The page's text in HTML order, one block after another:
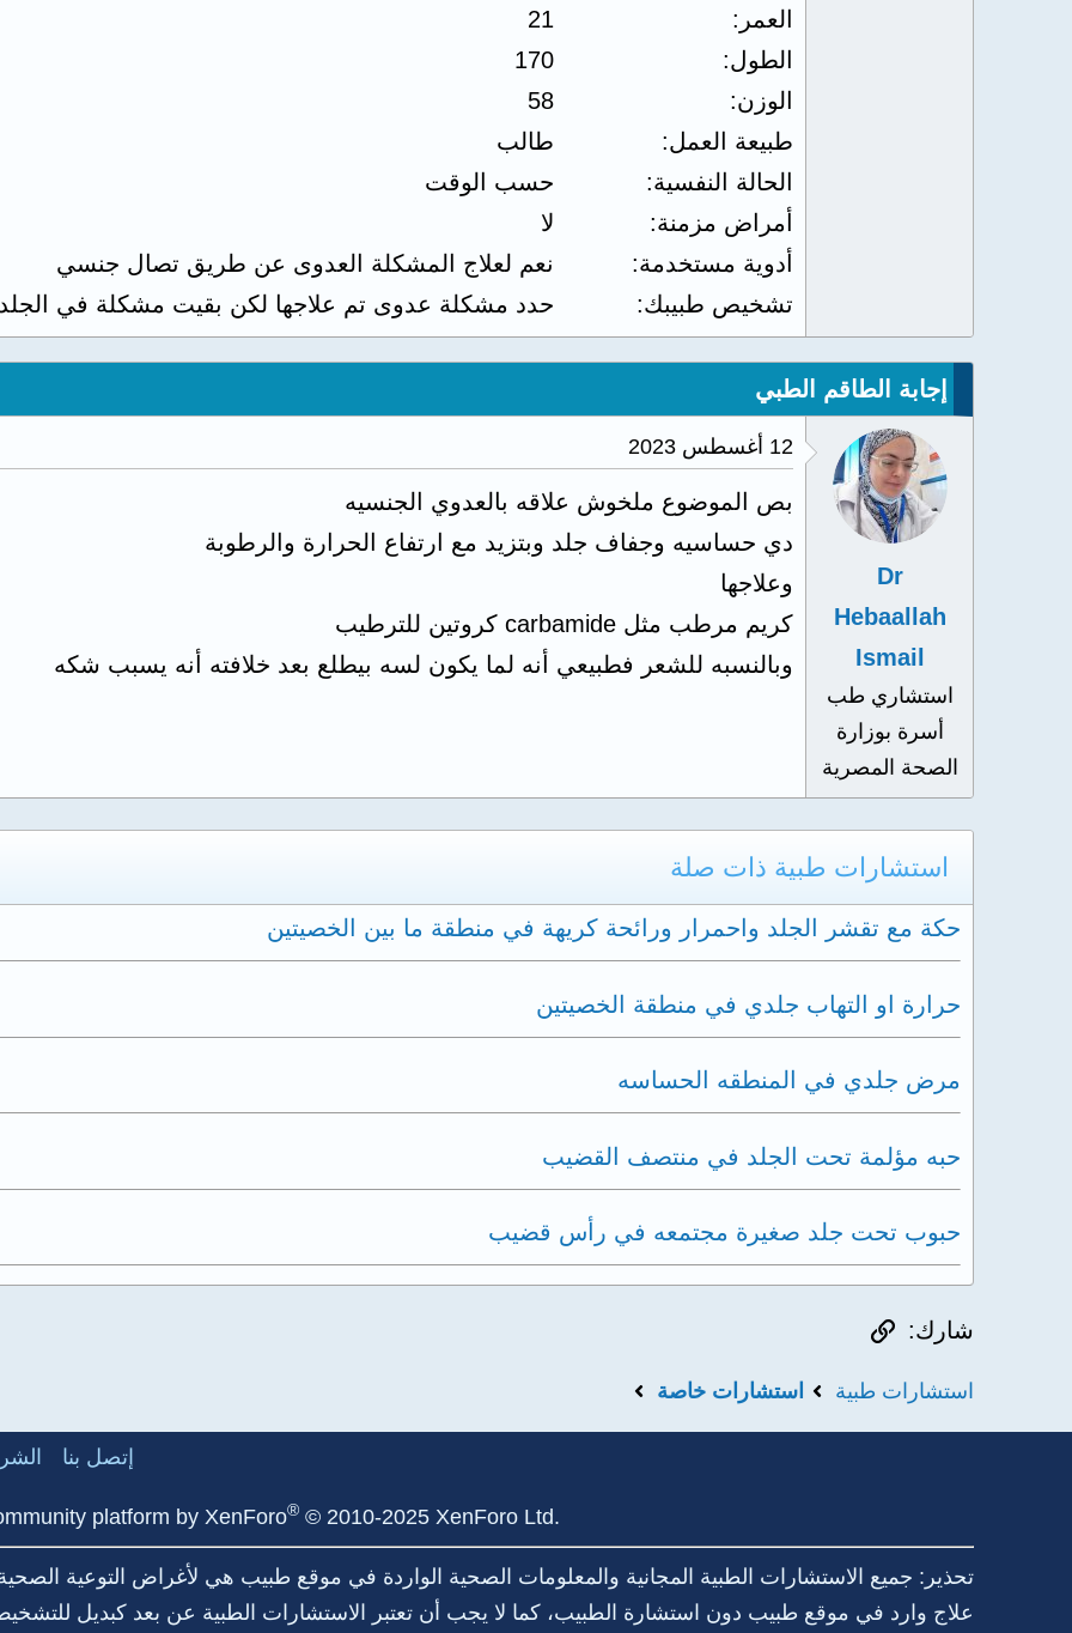
العمر
21
الطول
170
الوزن
58
طبيعة العمل
طالب
الحالة النفسية
حسب الوقت
أمراض مزمنة
لا
أدوية مستخدمة
نعم لعلاج المشكلة العدوى عن طريق تصال جنسي
تشخيص طبيبك
حدد مشكلة عدوى تم علاجها لكن بقيت مشكلة في
إجابة الطاقم الطبي
Dr
Hebaallah
Ismail
استشاري طب
أسرة بوزارة
الصحة المصرية
12 أغسطس 2023
بص الموضوع ملخوش علاقه بالعدوي الجنسيه
دي حساسيه وجفاف جلد وبتزيد مع ارتفاع الحرارة والرطوبة
وعلاجها
كريم مرطب مثل carbamide كروتين للترطيب
وبالنسبه للشعر فطبيعي أنه لما يكون لسه بيطلع بعد خلافته أنه يسبب شكه
استشارات طبية ذات صلة
حكة مع تقشر الجلد واحمرار ورائحة كريهة في منطقة ما بين الخصيتين
حرارة او التهاب جلدي في منطقة الخصيتين
مرض جلدي في المنطقه الحساسه
حبه مؤلمة تحت الجلد في منتصف القضيب
حبوب تحت جلد صغيرة مجتمعه في رأس قضيب
شارك: الرابط
استشارات طبية استشارات خاصة
إتصل بنا
platform by XenForo® © 2010-2025 XenForo Ltd.
تحذير: جميع الاستشارات الطبية المجانية والمعلومات الصحية الواردة في موقع طبيب هي لأغراض التوعية
علاج وارد في موقع طبيب دون استشارة الطبيب، كما لا يجب أن تعتبر الاستشارات الطبية عن بعد كبديل